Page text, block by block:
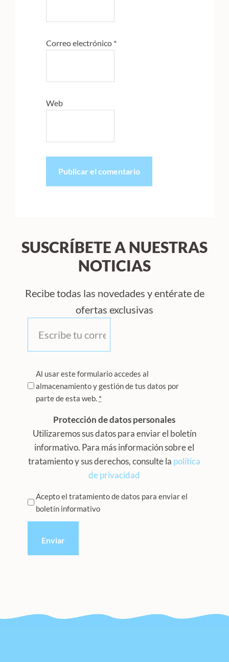
Correo electrónico *
Web
SUSCRÍBETE A NUESTRAS
NOTICIAS
Recibe todas las novedades y entérate de
ofertas exclusivas
Privacidad
*
Al usar este formulario accedes al
almacenamiento y gestión de tus datos por
parte de esta web. *
Protección de datos personales
Utilizaremos sus datos para enviar el boletín
informativo. Para más información sobre el
tratamiento y sus derechos, consulte la política
de privacidad
Privacidad
Acepto el tratamiento de datos para enviar el
boletín informativo